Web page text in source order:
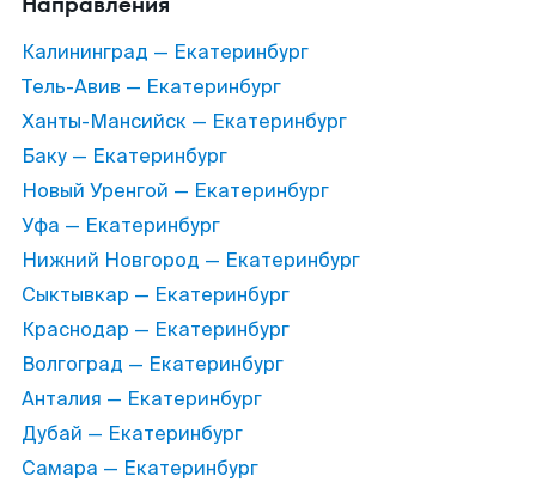
Калининград — Екатеринбург
Тель-Авив — Екатеринбург
Ханты-Мансийск — Екатеринбург
Баку — Екатеринбург
Новый Уренгой — Екатеринбург
Уфа — Екатеринбург
Нижний Новгород — Екатеринбург
Сыктывкар — Екатеринбург
Краснодар — Екатеринбург
Волгоград — Екатеринбург
Анталия — Екатеринбург
Дубай — Екатеринбург
Самара — Екатеринбург